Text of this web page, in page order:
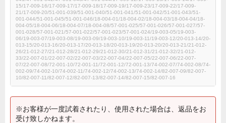
15/17-009-16/17-009-17/17-009-18/17-009-19/17-009-23/17-009-22/17-009-
21/17-009-20/51-001-039/51-001-040/51-001-041/51-001-042/51-001-043/51-
001-044/51-001-045/51-001-046/18-004-01/18-004-02/18-004-03/18-004-04/18-
004-05/18-004-06/18-004-07/18-004-08/57-001-025/57-001-026/57-001-027/57-
001-028/57-001-021/57-001-022/57-001-023/57-001-024/19-003-05/19-003-
06/19-003-07/19-003-08/19-003-09/19-003-10/19-003-11/19-003-12/20-013-14/20-
013-15/20-013-16/20-013-17/20-013-18/20-013-19/20-013-20/20-013-21/21-012-
26/21-012-27/21-012-28/21-012-29/21-012-30/21-012-31/21-012-32/21-012-
33/22-007-01/22-007-02/22-007-03/22-007-04/22-007-05/22-007-06/22-007-
07/22-007-08/72-001-10/72-001-11/72-001-12/72-001-13/74-002-07/74-002-08/74-
002-09/74-002-10/74-002-11/74-002-12/74-002-13/74-002-14/82-007-09/82-007-
10/82-007-11/82-007-12/82-007-13/82-007-14/82-007-15/82-007-16
※お客様が一度試着されたり、使用された場合は、返品をお
受け致しかねます。